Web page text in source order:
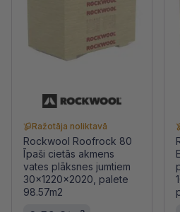
Ražotāja noliktavā
Rockwool Roofrock 80
Īpaši cietās akmens
vates plāksnes jumtiem
30x1220x2020, palete
98.57m2